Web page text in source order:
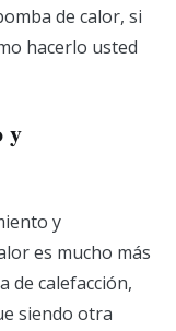
de calor, si
hacerlo usted
y
y
es mucho más
de calefacción,
siendo otra